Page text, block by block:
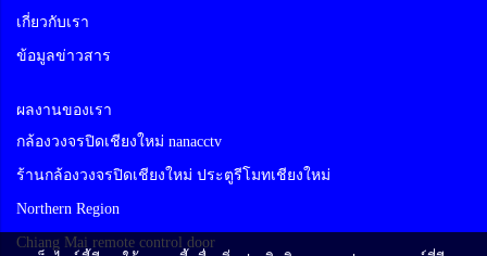
เกี่ยวกับเรา
ข้อมูลข่าวสาร
ผลงานของเรา
กล้องวงจรปิดเชียงใหม่ nanacctv
ร้านกล้องวงจรปิดเชียงใหม่ ประตูรีโมทเชียงใหม่
Northern Region
Chiang Mai remote control door